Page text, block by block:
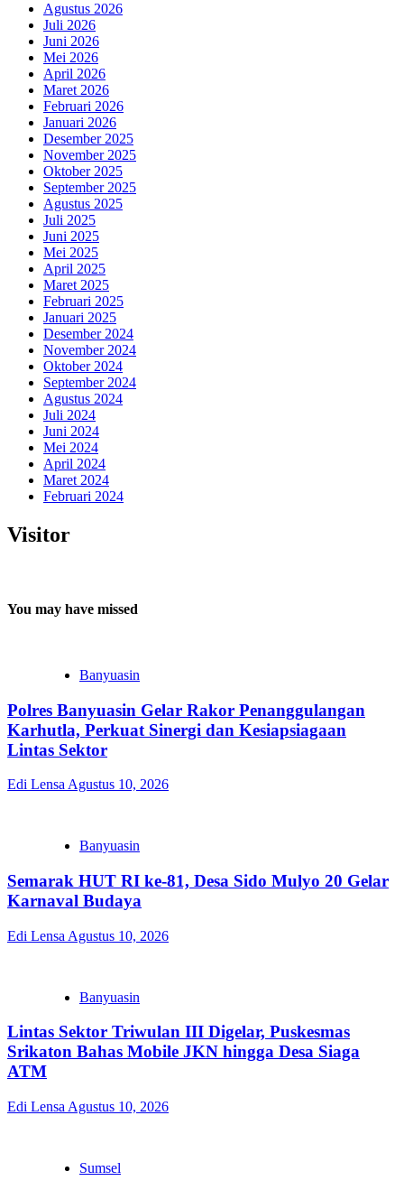
Agustus 2026
Juli 2026
Juni 2026
Mei 2026
April 2026
Maret 2026
Februari 2026
Januari 2026
Desember 2025
November 2025
Oktober 2025
September 2025
Agustus 2025
Juli 2025
Juni 2025
Mei 2025
April 2025
Maret 2025
Februari 2025
Januari 2025
Desember 2024
November 2024
Oktober 2024
September 2024
Agustus 2024
Juli 2024
Juni 2024
Mei 2024
April 2024
Maret 2024
Februari 2024
Visitor
You may have missed
Banyuasin
Polres Banyuasin Gelar Rakor Penanggulangan
Karhutla, Perkuat Sinergi dan Kesiapsiagaan
Lintas Sektor
Edi Lensa Agustus 10, 2026
Banyuasin
Semarak HUT RI ke-81, Desa Sido Mulyo 20 Gelar
Karnaval Budaya
Edi Lensa Agustus 10, 2026
Banyuasin
Lintas Sektor Triwulan III Digelar, Puskesmas
Srikaton Bahas Mobile JKN hingga Desa Siaga
ATM
Edi Lensa Agustus 10, 2026
Sumsel